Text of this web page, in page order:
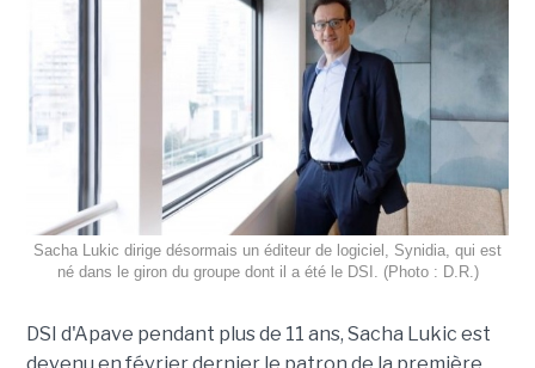
Sacha Lukic dirige désormais un éditeur de logiciel, Synidia, qui est
né dans le giron du groupe dont il a été le DSI. (Photo : D.R.)
DSI d'Apave pendant plus de 11 ans, Sacha Lukic est